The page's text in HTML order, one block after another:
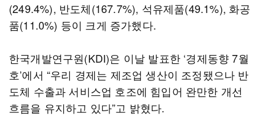
(249.4%), 반도체(167.7%), 석유제품(49.1%), 화공
품(11.0%) 등이 크게 증가했다.
한국개발연구원(KDI)은 이날 발표한 ‘경제동향 7월
호’에서 “우리 경제는 제조업 생산이 조정됐으나 반
도체 수출과 서비스업 호조에 힘입어 완만한 개선
흐름을 유지하고 있다”고 밝혔다.